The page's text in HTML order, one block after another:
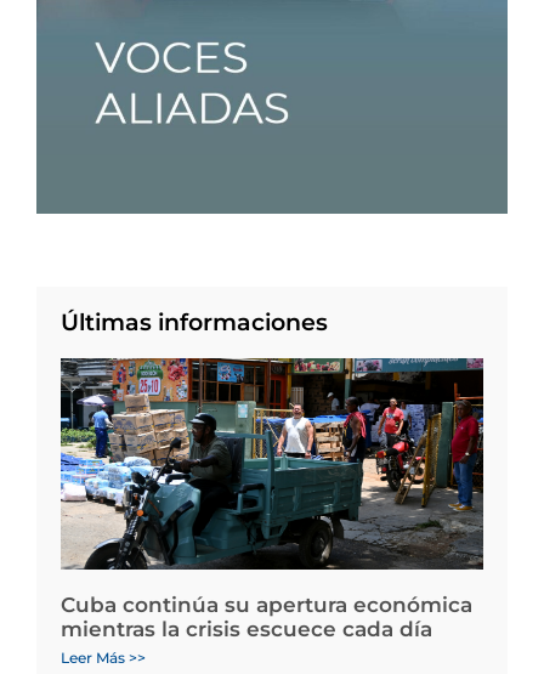
Últimas informaciones
Cuba continúa su apertura económica
mientras la crisis escuece cada día
Leer Más >>